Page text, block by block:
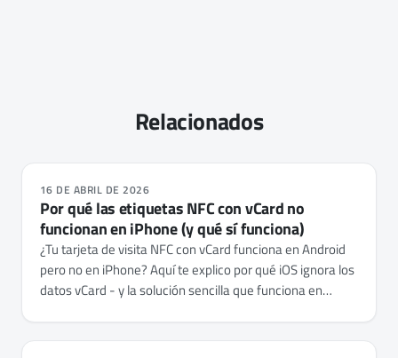
Relacionados
16 DE ABRIL DE 2026
Por qué las etiquetas NFC con vCard no
funcionan en iPhone (y qué sí funciona)
¿Tu tarjeta de visita NFC con vCard funciona en Android
pero no en iPhone? Aquí te explico por qué iOS ignora los
datos vCard - y la solución sencilla que funciona en